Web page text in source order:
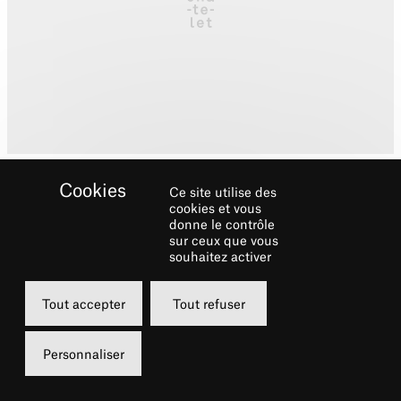
Biographie
Lasseindra Ninja, mère de la House of Ninja,
est née à New-York et découvre la Ballroom
Scene de Harlem – dont le Voguing est une
Ce site utilise des
cookies et vous
donne le contrôle
sur ceux que vous
souhaitez activer
Tout accepter Tout refuser
Personnaliser